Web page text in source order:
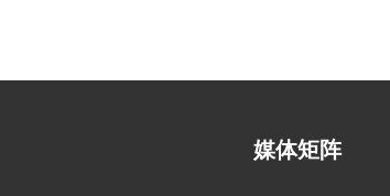
媒体矩阵